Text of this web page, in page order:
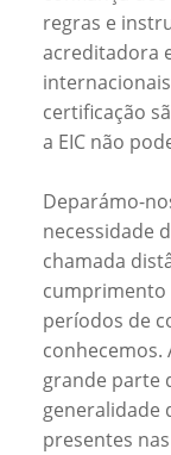
regras e
acreditadora
certificação
a EIC não
Deparámo-
necessidade
chamada
cumprimento
períodos de
conhecemos.
grande parte
generalidade
presentes